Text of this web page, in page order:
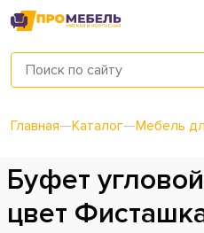
Главная—Каталог—Мебель
Буфет
цвет